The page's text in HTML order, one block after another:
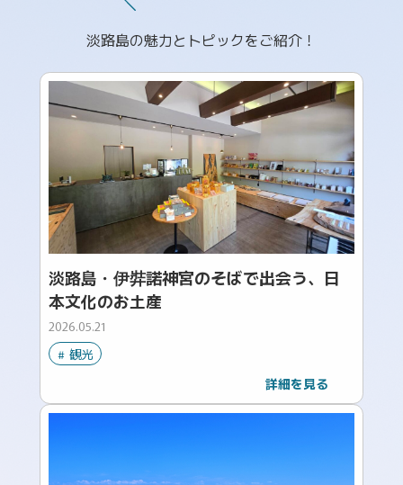
淡路島の魅力とトピックをご紹介！
淡路島・伊弉諾神宮のそばで出会う、日
本文化のお土産
2026.05.21
観光
詳細を見る